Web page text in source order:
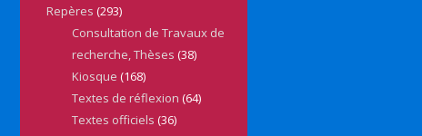
Repères (293)
Consultation de Travaux de
recherche, Thèses (38)
Kiosque (168)
Textes de réflexion (64)
Textes officiels (36)